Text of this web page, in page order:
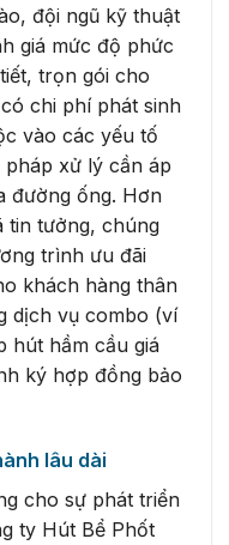
đội ngũ kỹ thuật
giá mức độ phức
trọn gói cho
chi phí phát sinh
vào các yếu tố
xử lý cần áp
đường ống. Hơn
tin tưởng, chúng
trình ưu đãi
khách hàng thân
dịch vụ combo (ví
hút hầm cầu giá
ký hợp đồng bảo
lâu dài
cho sự phát triển
ty Hút Bể Phốt